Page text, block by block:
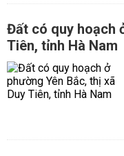
Đất có quy hoạch
Tiên, tỉnh Hà Nam